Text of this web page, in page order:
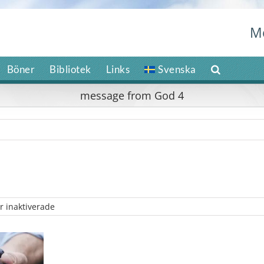
Böner Bibliotek Links Svenska
message from God 4
inaktiveradeför
message